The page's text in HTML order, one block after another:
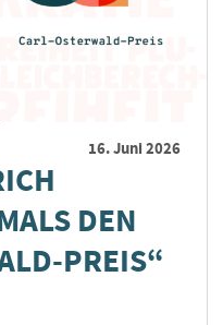
16. Juni 2026
DEN
PREIS“